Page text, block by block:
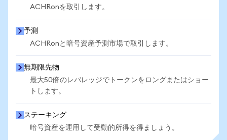
ACHRonを取引します。
予測
ACHRonと暗号資産予測市場で取引します。
無期限先物
最大50倍のレバレッジでトークンをロングまたはショー
トします。
ステーキング
暗号資産を運用して受動的所得を得ましょう。